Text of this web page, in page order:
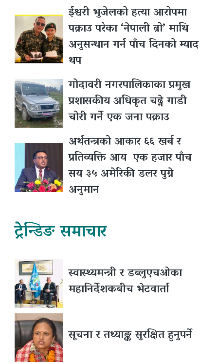
ईश्वरी भुजेलको हत्या आरोपमा
पक्राउ परेका ‘नेपाली ब्रो’ माथि
अनुसन्धान गर्न पाँच दिनको म्याद
थप
गोदावरी नगरपालिकाका प्रमुख
प्रशासकीय अधिकृत चढ्ने गाडी
चोरी गर्ने एक जना पक्राउ
अर्थतन्त्रको आकार ६६ खर्ब र
प्रतिव्यक्ति आय एक हजार पाँच
सय ३५ अमेरिकी डलर पुग्ने
अनुमान
ट्रेन्डिङ समाचार
स्वास्थ्यमन्त्री र डब्लुएचओका
महानिर्देशकबीच भेटवार्ता
सूचना र तथ्याङ्क सुरक्षित हुनुपर्ने